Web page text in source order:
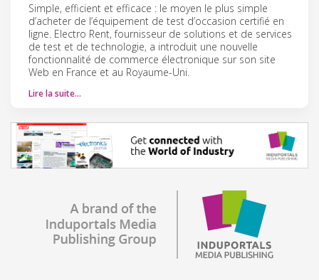
Simple, efficient et efficace : le moyen le plus simple
d’acheter de l’équipement de test d’occasion certifié en
ligne. Electro Rent, fournisseur de solutions et de services
de test et de technologie, a introduit une nouvelle
fonctionnalité de commerce électronique sur son site
Web en France et au Royaume-Uni.
Lire la suite…